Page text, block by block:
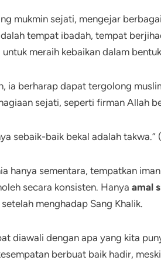
mukmin sejati, mengejar
tempat ibadah, tempat
meraih kebaikan dalam
ia berharap dapat tergolong
sejati, seperti firman Allah
sebaik-baik bekal adalah takwa.”
hanya sementara, tempatkan
secara konsisten. Hanya amal
menghadap Sang Khalik.
diawali dengan apa yang kita
berbuat baik hadir,